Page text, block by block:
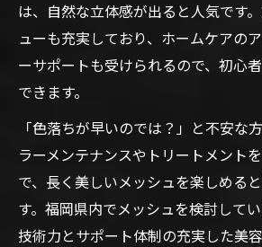
は、自然な立体感が出ると人気です
ューも充実しており、ホームケアの
ーサポートも受けられるので、初心
できます。
「色落ちが早いのでは？」と不安な
ラーメンテナンスやトリートメント
で、長く美しいメッシュを楽しめる
す。福岡県内でメッシュを検討して
技術力とサポート体制の充実した美